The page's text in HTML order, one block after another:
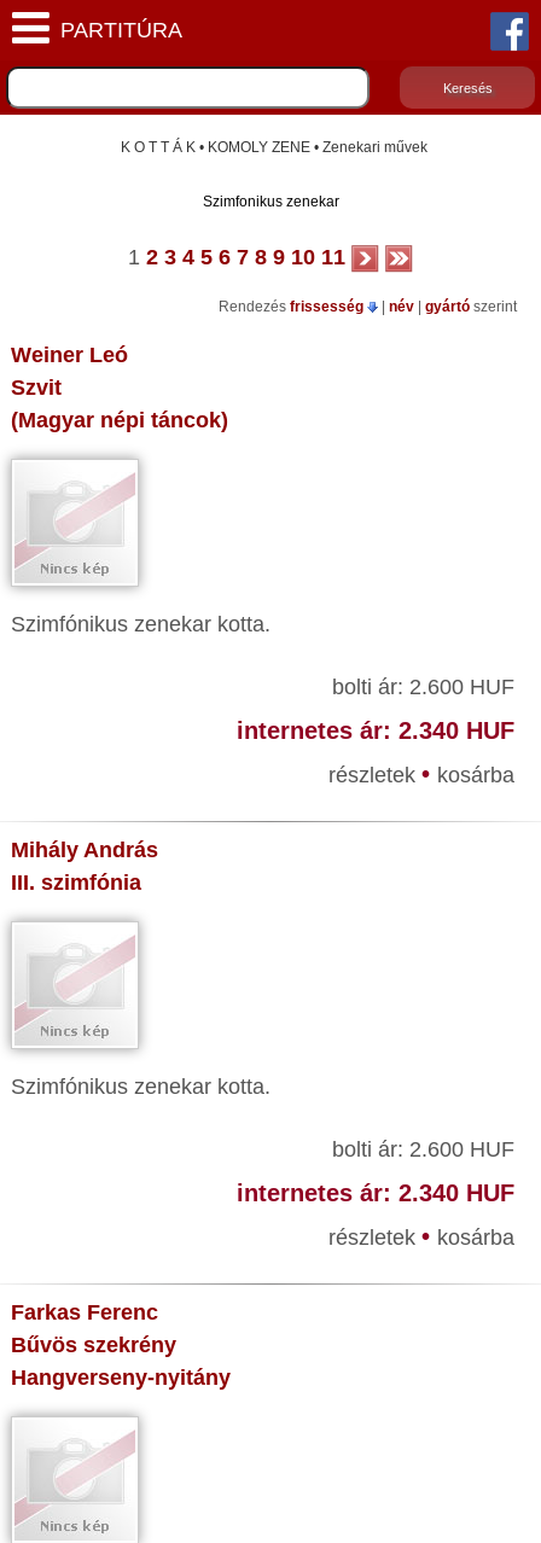
K O T T Á K • KOMOLY ZENE • Zenekari művek
Szimfonikus zenekar
1 2 3 4 5 6 7 8 9 10 11
Rendezés frissesség név gyártó szerint
Weiner Leó
Szvit
(Magyar népi táncok)
Szimfónikus zenekar kotta.
bolti ár: 2.600 HUF
internetes ár: 2.340 HUF
részletek • kosárba
Mihály András
III. szimfónia
Szimfónikus zenekar kotta.
bolti ár: 2.600 HUF
internetes ár: 2.340 HUF
részletek • kosárba
Farkas Ferenc
Bűvös szekrény
Hangverseny-nyitány